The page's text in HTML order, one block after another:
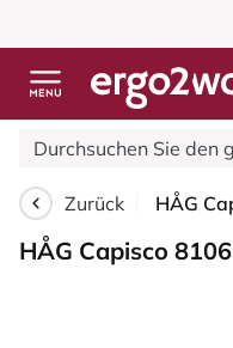
Zurück
HÅG Capisco 8106